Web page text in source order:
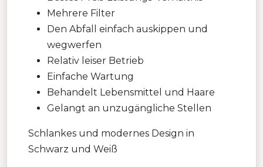
Mehrere Filter
Den Abfall einfach auskippen und
wegwerfen
Relativ leiser Betrieb
Einfache Wartung
Behandelt Lebensmittel und Haare
Gelangt an unzugängliche Stellen
Schlankes und modernes Design in
Schwarz und Weiß